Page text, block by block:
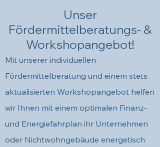
Unser
Fördermittelberatungs- &
Workshopangebot!
Mit unserer individuellen
Fördermittelberatung und einem stets
aktualisierten Workshopangebot helfen
wir Ihnen mit einem optimalen Finanz-
und Energiefahrplan ihr Unternehmen
oder Nichtwohngebäude energetisch